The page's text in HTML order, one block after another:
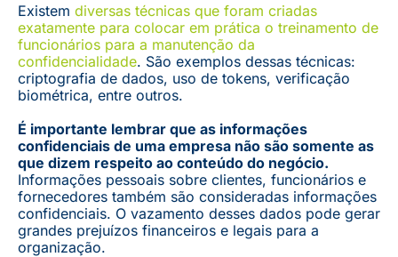
Existem diversas técnicas que foram criadas
exatamente para colocar em prática o treinamento de
funcionários para a manutenção da
confidencialidade. São exemplos dessas técnicas:
criptografia de dados, uso de tokens, verificação
biométrica, entre outros.
É importante lembrar que as informações
confidenciais de uma empresa não são somente as
que dizem respeito ao conteúdo do negócio.
Informações pessoais sobre clientes, funcionários e
fornecedores também são consideradas informações
confidenciais. O vazamento desses dados pode gerar
grandes prejuízos financeiros e legais para a
organização.